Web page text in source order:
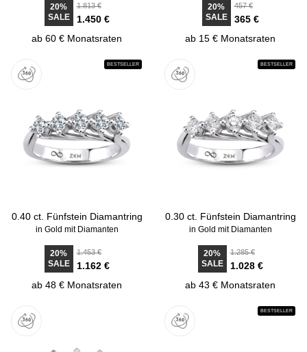
20%
SALE
1.813 €
1.450 €
ab 60 € Monatsraten
20%
SALE
457 €
365 €
ab 15 € Monatsraten
BESTSELLER
0.40 ct. Fünfstein Diamantring
in Gold mit Diamanten
20%
SALE
1.453 €
1.162 €
ab 48 € Monatsraten
BESTSELLER
0.30 ct. Fünfstein Diamantring
in Gold mit Diamanten
20%
SALE
1.285 €
1.028 €
ab 43 € Monatsraten
BESTSELLER